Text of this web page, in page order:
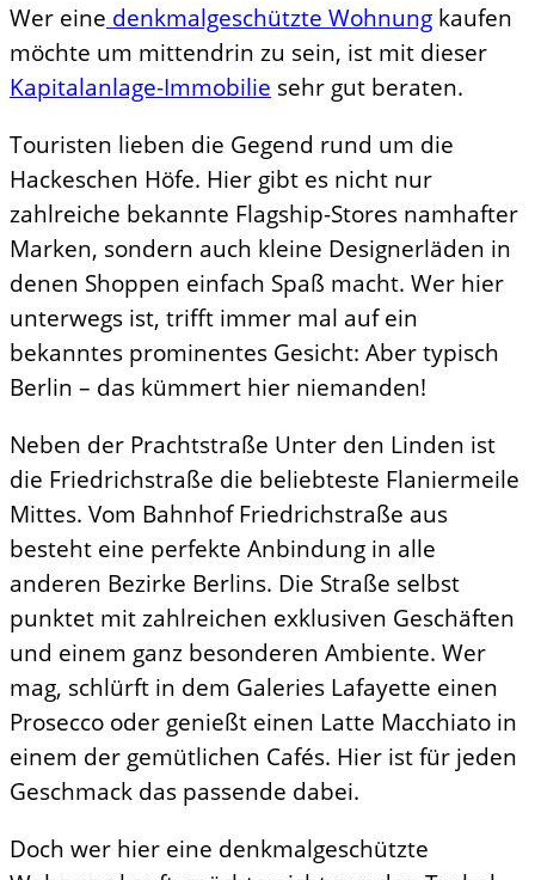
Wer eine denkmalgeschützte Wohnung kaufen
möchte um mittendrin zu sein, ist mit dieser
Kapitalanlage-Immobilie sehr gut beraten.
Touristen lieben die Gegend rund um die
Hackeschen Höfe. Hier gibt es nicht nur
zahlreiche bekannte Flagship-Stores namhafter
Marken, sondern auch kleine Designerläden in
denen Shoppen einfach Spaß macht. Wer hier
unterwegs ist, trifft immer mal auf ein
bekanntes prominentes Gesicht: Aber typisch
Berlin – das kümmert hier niemanden!
Neben der Prachtstraße Unter den Linden ist
die Friedrichstraße die beliebteste Flaniermeile
Mittes. Vom Bahnhof Friedrichstraße aus
besteht eine perfekte Anbindung in alle
anderen Bezirke Berlins. Die Straße selbst
punktet mit zahlreichen exklusiven Geschäften
und einem ganz besonderen Ambiente. Wer
mag, schlürft in dem Galeries Lafayette einen
Prosecco oder genießt einen Latte Macchiato in
einem der gemütlichen Cafés. Hier ist für jeden
Geschmack das passende dabei.
Doch wer hier eine denkmalgeschützte